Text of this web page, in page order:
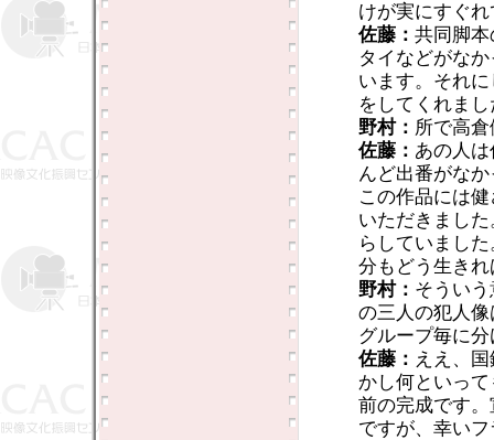
けが実にすぐ
佐藤： 共同脚
タイなどがな
います。それ
をしてくれま
野村： 所で高
佐藤： あの人
んど出番がな
この作品には
いただきまし
らしていまし
分もどう生き
野村： そうい
の三人の犯人
グループ毎に
佐藤： ええ、
かし何といっ
前の完成です
ですが、幸い